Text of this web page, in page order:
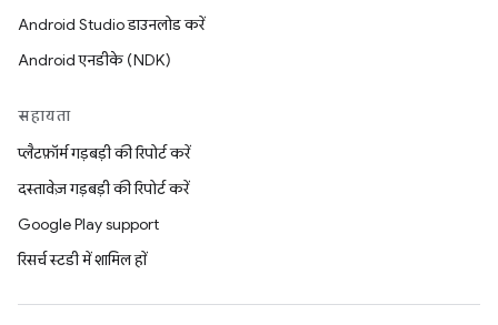
Android Studio डाउनलोड करें
Android एनडीके (NDK)
सहायता
प्लैटफ़ॉर्म गड़बड़ी की रिपोर्ट करें
दस्तावेज़ गड़बड़ी की रिपोर्ट करें
Google Play support
रिसर्च स्टडी में शामिल हों